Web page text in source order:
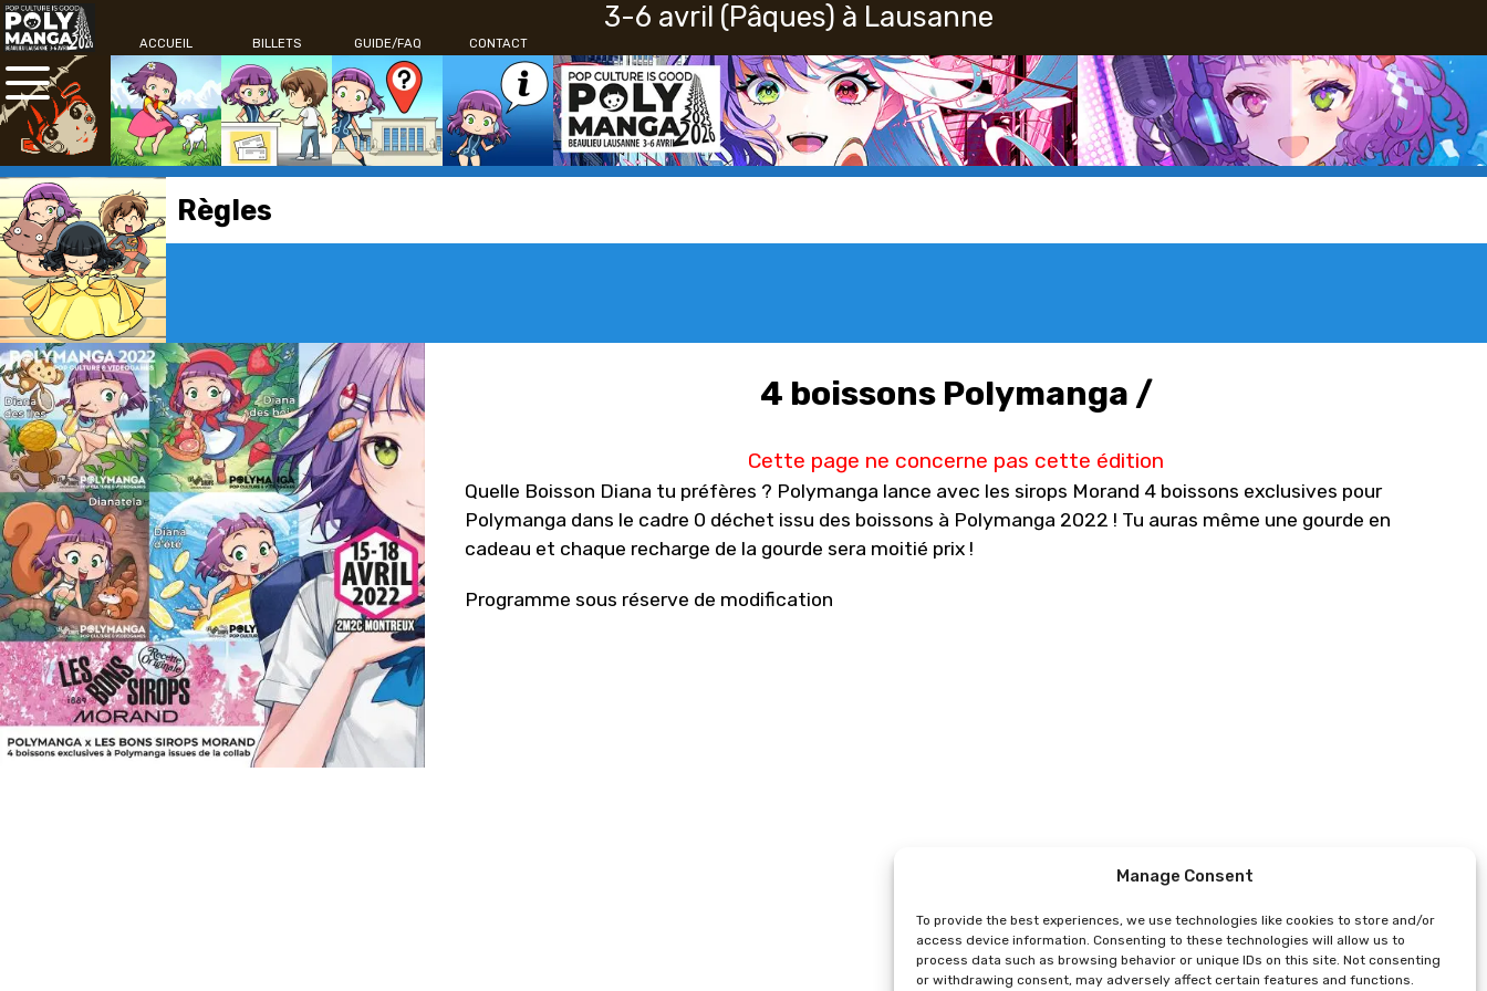
Manage Consent
To provide the best experiences, we use technologies like cookies to store and/or
access device information. Consenting to these technologies will allow us to
process data such as browsing behavior or unique IDs on this site. Not consenting
or withdrawing consent, may adversely affect certain features and functions.
3-6 avril (Pâques) à Lausanne
G
U
E
ACCUEIL BILLETS GUIDE/FAQ CONTACT
Règles
4 boissons Polymanga /
Cette page ne concerne pas cette édition
Quelle Boisson Diana tu préfères ? Polymanga lance avec les sirops Morand 4 boissons exclusives pour
Polymanga dans le cadre 0 déchet issu des boissons à Polymanga 2022 ! Tu auras même une gourde en
cadeau et chaque recharge de la gourde sera moitié prix !
Programme sous réserve de modification